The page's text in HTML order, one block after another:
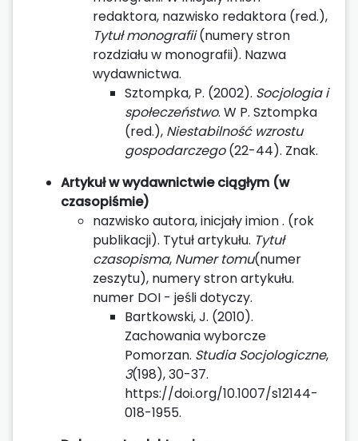
redaktora, nazwisko redaktora (red.),
Tytuł monografii(numery stron
rozdziału w monografii). Nazwa
wydawnictwa.
Sztompka, P. (2002). Socjologia i
społeczeństwo. W P. Sztompka
(red.), Niestabilność wzrostu
gospodarczego(22-44). Znak.
Artykuł w wydawnictwie ciągłym (w
czasopiśmie)
nazwisko autora, inicjały imion . (rok
publikacji). Tytuł artykułu. Tytuł
czasopisma, Numer tomu(numer
zeszytu), numery stron artykułu.
numer DOI - jeśli dotyczy.
Bartkowski, J. (2010).
Zachowania wyborcze
Pomorzan. Studia Socjologiczne,
3(198), 30-37.
https://doi.org/10.1007/s12144-
018-1955.